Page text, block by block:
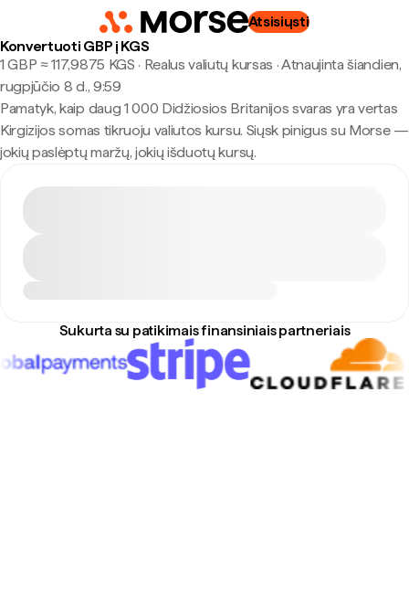
Atsisiųsti
Konvertuoti GBP į KGS
1 GBP ≈ 117,9875 KGS · Realus valiutų kursas ·Atnaujinta šiandien,
rugpjūčio 8 d., 9:59
Pamatyk, kaip daug 1 000 Didžiosios Britanijos svaras yra vertas
Kirgizijos somas tikruoju valiutos kursu. Siųsk pinigus su Morse —
jokių paslėptų maržų, jokių išduotų kursų.
Sukurta su patikimais finansiniais partneriais